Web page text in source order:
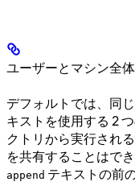
ユーザーとマシン全
デフォルトでは、同じ
キストを使用する 2
クトリから実行され
を共有することはで
append テキストの前